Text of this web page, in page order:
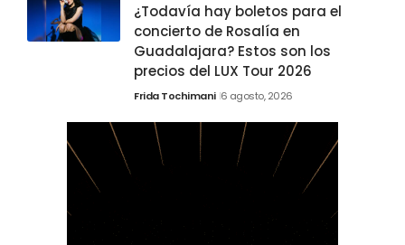
¿Todavía hay boletos para el
concierto de Rosalía en
Guadalajara? Estos son los
precios del LUX Tour 2026
Frida Tochimani 6 agosto, 2026